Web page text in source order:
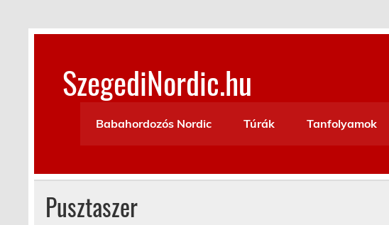
content
SzegediNordic.hu
Babahordozós Nordic
Túrák Tanfolyamok
Pusztaszer